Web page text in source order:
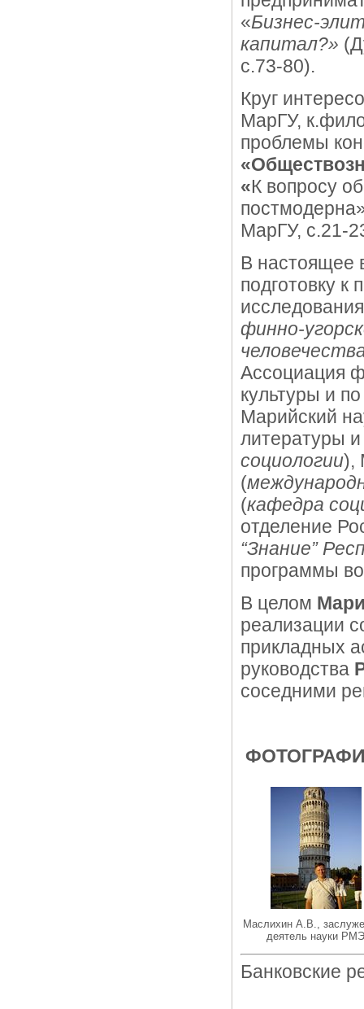
«Бизнес-
капитал?»
с.73-80).
Круг
МарГУ,
проблемы
«К вопросу
МарГУ, с.21-
В настоящее
подготовку к
финно-
Ассоциация
культуры и
Марийский
литературы
социологии),
(
(кафедра
отделение
“Знание”
программы
В целом
реализации
прикладных
руководства
соседними
Маслихин А.В.,
деятель науки РМЭ
Банковские